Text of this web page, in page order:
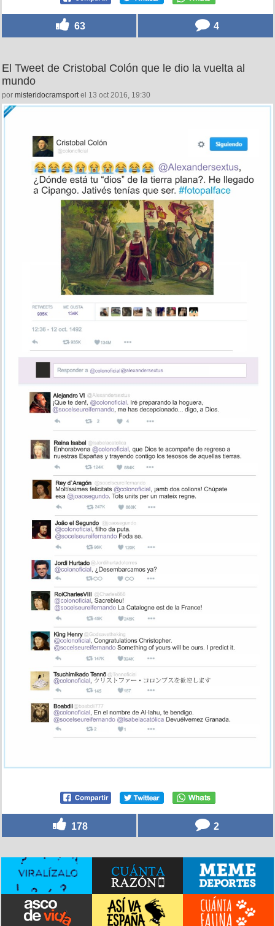
63 4
El Tweet de Cristobal Colón que le dio la vuelta al
mundo
por misteridocramsport el 13 oct 2016, 19:30
178 2